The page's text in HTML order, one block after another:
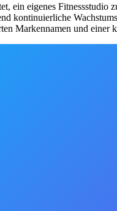
eigenes Fitnessstudio
kontinuierliche
Markennamen und